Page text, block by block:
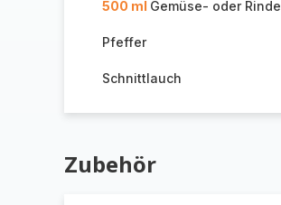
500 ml Gemüse- oder
Pfeffer
Schnittlauch
Zubehör